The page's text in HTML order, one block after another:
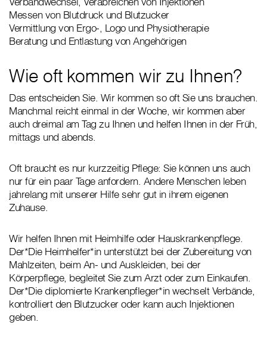
Messen von Blutdruck und Blutzucker
Vermittlung von Ergo-, Logo und Physiotherapie
Beratung und Entlastung von Angehörigen
Wie oft kommen wir zu Ihnen?
Das entscheiden Sie. Wir kommen so oft Sie uns brauchen.
Manchmal reicht einmal in der Woche, wir kommen aber
auch dreimal am Tag zu Ihnen und helfen Ihnen in der Früh,
mittags und abends.
Oft braucht es nur kurzzeitig Pflege: Sie können uns auch
nur für ein paar Tage anfordern. Andere Menschen leben
jahrelang mit unserer Hilfe sehr gut in ihrem eigenen
Zuhause.
Wir helfen Ihnen mit Heimhilfe oder Hauskrankenpflege.
Der*Die Heimhelfer*in unterstützt bei der Zubereitung von
Mahlzeiten, beim An- und Auskleiden, bei der
Körperpflege, begleitet Sie zum Arzt oder zum Einkaufen.
Der*Die diplomierte Krankenpfleger*in wechselt Verbände,
kontrolliert den Blutzucker oder kann auch Injektionen
geben.